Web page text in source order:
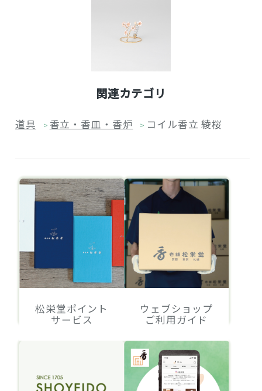
関連カテゴリ
道具 > 香立・香皿・香炉 > コイル香立 綾桜
松栄堂ポイント
サービス
ウェブショップ
ご利用ガイド